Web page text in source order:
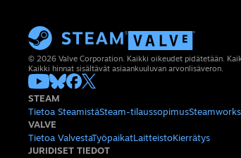
© 2026 Valve Corporation. Kaikki oikeudet pidätetään.
Kaikki hinnat sisältävät asiaankuuluvan arvonlisäveron.
STEAM
Tietoa SteamistäSteam-tilaussopimusSteamworks
VALVE
Tietoa ValvestaTyöpaikatLaitteistoKierrätys
JURIDISET TIEDOT